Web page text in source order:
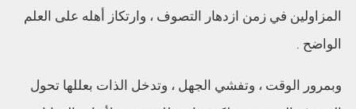
المزاولين في زمن ازدهار التصوف ، وارتكاز أهله على العلم
الواضح .
وبمرور الوقت ، وتفشي الجهل ، وتدخل الذات بعللها تحول